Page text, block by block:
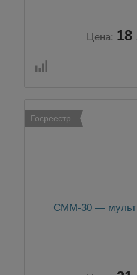
Цена: 18
Госреестр
CMM-30 —